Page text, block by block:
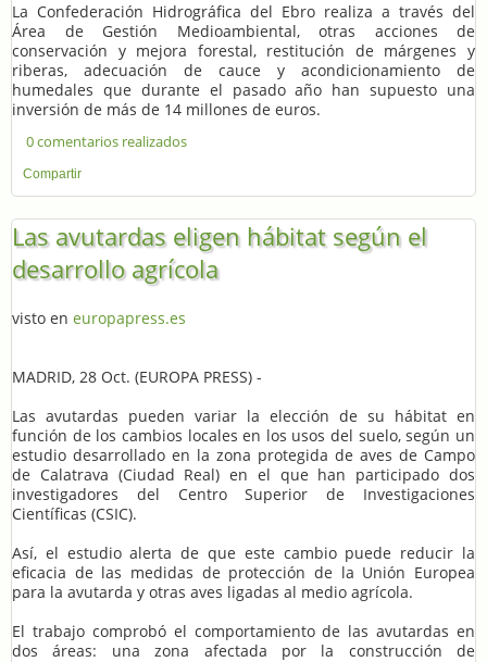
La Confederación Hidrográfica del Ebro realiza a través del
Área de Gestión Medioambiental, otras acciones de
conservación y mejora forestal, restitución de márgenes y
riberas, adecuación de cauce y acondicionamiento de
humedales que durante el pasado año han supuesto una
inversión de más de 14 millones de euros.
0 comentarios realizados
Compartir
Las avutardas eligen hábitat según el
desarrollo agrícola
visto en europapress.es
MADRID, 28 Oct. (EUROPA PRESS) -
Las avutardas pueden variar la elección de su hábitat en
función de los cambios locales en los usos del suelo, según un
estudio desarrollado en la zona protegida de aves de Campo
de Calatrava (Ciudad Real) en el que han participado dos
investigadores del Centro Superior de Investigaciones
Científicas (CSIC).
Así, el estudio alerta de que este cambio puede reducir la
eficacia de las medidas de protección de la Unión Europea
para la avutarda y otras aves ligadas al medio agrícola.
El trabajo comprobó el comportamiento de las avutardas en
dos áreas: una zona afectada por la construcción de